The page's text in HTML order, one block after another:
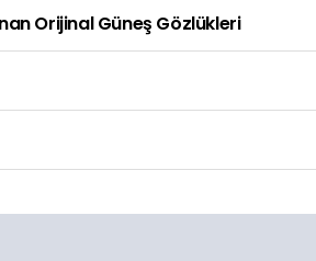
Orijinal Güneş Gözlükleri